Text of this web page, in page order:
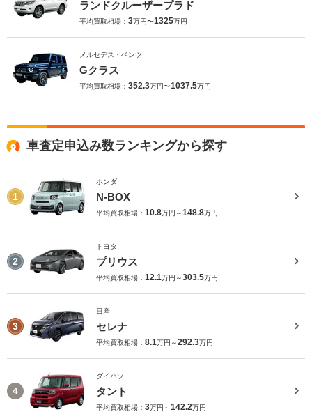
ランドクルーザープラド
平均買取相場： 3万円〜1325万円
メルセデス・ベンツ
Gクラス
平均買取相場： 352.3万円〜1037.5万円
車査定申込み数ランキングから探す
1
ホンダ
N-BOX
平均買取相場： 10.8万円～148.8万円
2
トヨタ
プリウス
平均買取相場： 12.1万円～303.5万円
3
日産
セレナ
平均買取相場： 8.1万円～292.3万円
4
ダイハツ
タント
平均買取相場： 3万円～142.2万円